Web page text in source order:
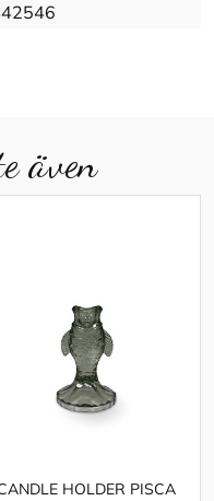
även
HOLDER PISCA